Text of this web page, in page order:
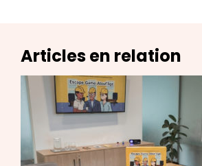
Articles en relation